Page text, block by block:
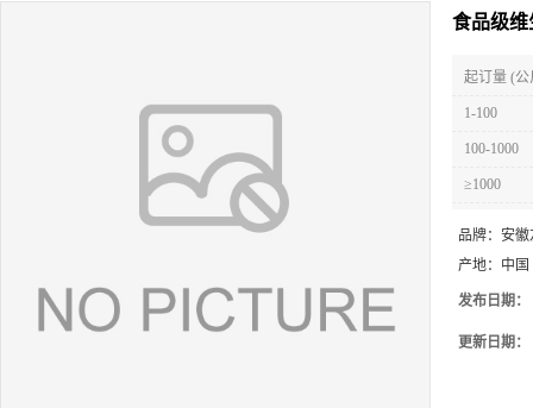
食品级维
起订量 (公
1-100
100-1000
≥1000
品牌： 安徽
产地： 中国
发布日期：
更新日期：